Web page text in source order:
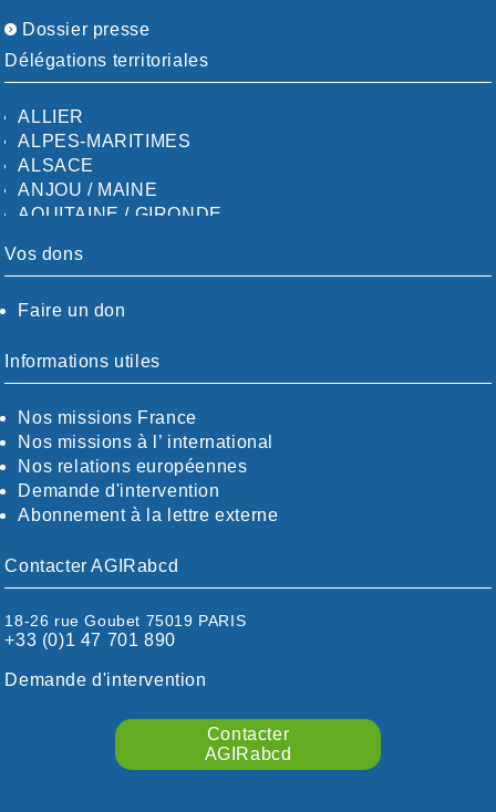
Dossier presse
Délégations territoriales
ALLIER
ALPES-MARITIMES
ALSACE
ANJOU / MAINE
AQUITAINE / GIRONDE
AUDE
CALVADOS-ORNE
CHARENTE-MARITIME
CÖTE-D'OR
CÖTES-D'ARMOR
DORDOGNE
DRÖME / ARDÈCHE
ESSONNE
EURE-ET-LOIR
FINISTÈRE
HAUTES-PYRÉNÉES
HÉRAULT
ILLE ET VILAINE
LOIRE / OCÉAN
Vos dons
Faire un don
Informations utiles
Nos missions France
Nos missions à l’ international
Nos relations européennes
Demande d'intervention
Abonnement à la lettre externe
Contacter AGIRabcd
18-26 rue Goubet 75019 PARIS
+33 (0)1 47 701 890
Demande d'intervention
Contacter
AGIRabcd